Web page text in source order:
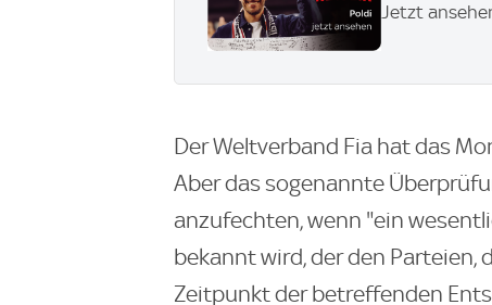
Jetzt
Der Weltverband Fia hat das
Aber das sogenannte
anzufechten, wenn "ein
bekannt wird, der den Parteien,
Zeitpunkt der betreffenden